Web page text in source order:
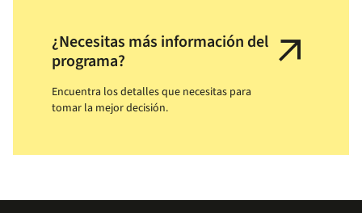
¿Necesitas más información del
programa?
Encuentra los detalles que necesitas para
tomar la mejor decisión.
arrow_outward